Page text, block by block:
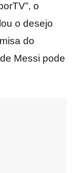
o
o desejo
do
Messi pode